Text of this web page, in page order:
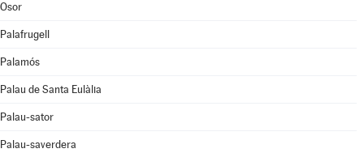
Osor
Palafrugell
Palamós
Palau de Santa Eulàlia
Palau-sator
Palau-saverdera